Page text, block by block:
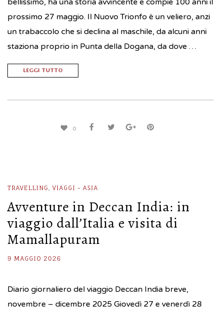
bellissimo, ha una storia avvincente e compie 100 anni il
prossimo 27 maggio. Il Nuovo Trionfo è un veliero, anzi
un trabaccolo che si declina al maschile, da alcuni anni
staziona proprio in Punta della Dogana, da dove …
LEGGI TUTTO
0
TRAVELLING , VIAGGI - ASIA
Avventure in Deccan India: in
viaggio dall’Italia e visita di
Mamallapuram
9 MAGGIO 2026
Diario giornaliero del viaggio Deccan India breve,
novembre – dicembre 2025 Giovedì 27 e venerdì 28